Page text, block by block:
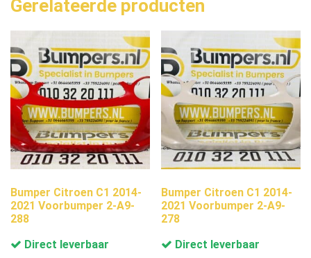
Gerelateerde producten
Bumper Citroen C1 2014-
2021 Voorbumper 2-A9-
288
Direct leverbaar
Bumper Citroen C1 2014-
2021 Voorbumper 2-A9-
278
Direct leverbaar